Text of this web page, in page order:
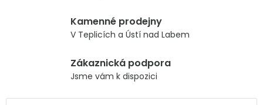
Kamenné prodejny
V Teplicích a Ústí nad Labem
Zákaznická podpora
Jsme vám k dispozici